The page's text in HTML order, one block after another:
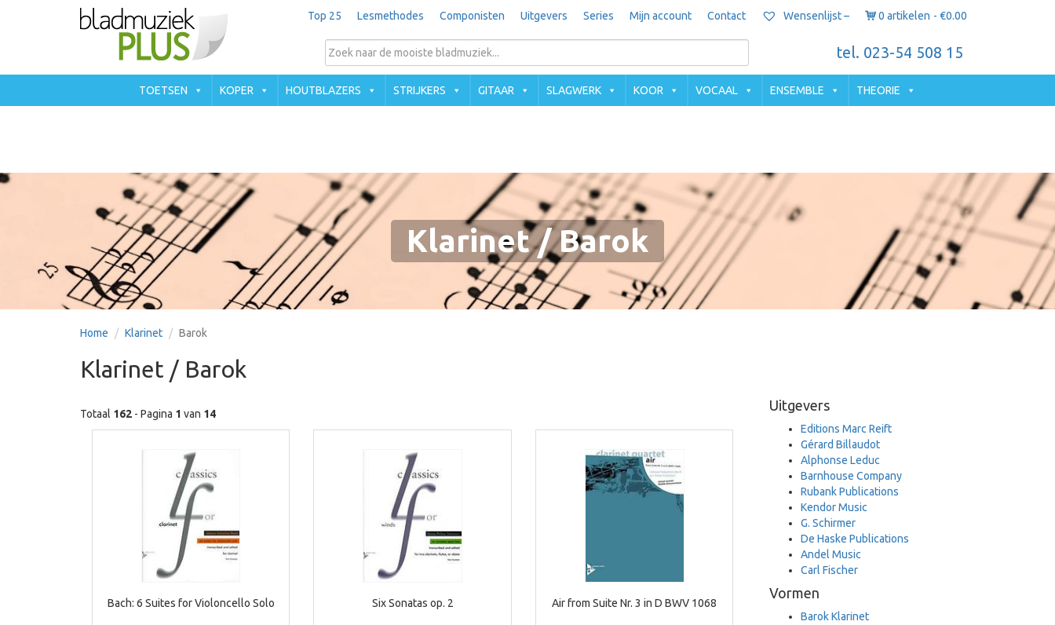
Top 25 Lesmethodes Componisten Uitgevers Series Mijn account Contact Wensenlijst – 0 artikelen €0.00
tel. 023-54 508 15
TOETSEN KOPER HOUTBLAZERS STRIJKERS GITAAR SLAGWERK KOOR VOCAAL ENSEMBLE THEORIE
Klarinet / Barok
Home Klarinet Barok
Klarinet / Barok
Totaal 162 - Pagina 1 van 14
Bach: 6 Suites for Violoncello Solo Six Sonatas op. 2 Air from Suite Nr. 3 in D BWV 1068
Uitgevers
Editions Marc Reift
Gérard Billaudot
Alphonse Leduc
Barnhouse Company
Rubank Publications
Kendor Music
G. Schirmer
De Haske Publications
Andel Music
Carl Fischer
Vormen
Barok Klarinet